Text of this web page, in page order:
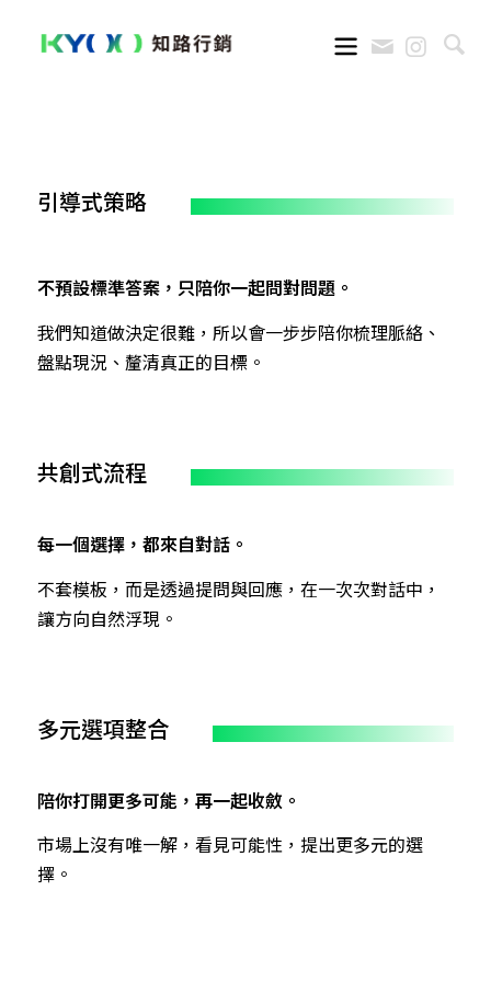
引導式策略
不預設標準答案，只陪你一起問對問題。
我們知道做決定很難，所以會一步步陪你梳理脈絡、
盤點現況、釐清真正的目標。
共創式流程
每一個選擇，都來自對話。
不套模板，而是透過提問與回應，在一次次對話中，
讓方向自然浮現。
多元選項整合
陪你打開更多可能，再一起收斂。
市場上沒有唯一解，看見可能性，提出更多元的選
擇。